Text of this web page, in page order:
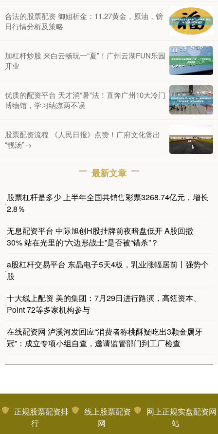
合法的股票配资 御姐析金：11.27黄金，原油，镑
日行情分析及策略
加杠杆炒股 来白云畅玩一“夏”！广州云湖FUN乐园
开业
优质的配资平台 天才消“暑”法！直奔广州10大冷门
博物馆，学习纳凉两不误
股票配资流程 《人民日报》点赞！广府文化煲出
“靓汤”→
最新文章
·
股票杠杆是多少 上半年全国共销售彩票3268.74亿元，增长
2.8％
·
无息配资平台 中际旭创H股挂牌前夜暗盘低开 A股回撤
30% 站在光里的“六边形战士”是否被“错杀”？
·
a股杠杆交易平台 东晶电子5天4板，乳业涨幅居前丨强势个
股
·
十大线上配资 美的集团：7月29日进行路演，高瓴资本、
Point 72等多家机构参与
·
在线配资网 泸溪河发回应“消费者称桃酥疑吃出3颗金属牙
冠”：成立专项小组自查，邀请监管部门到工厂检查
正规股票配资排
行
线上股票配资
网
网上正规实盘配资网
站